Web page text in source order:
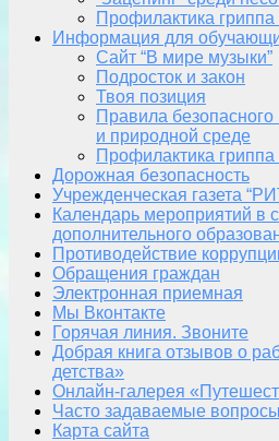
Профилактика
Информация для
Сайт “В мире музыки”
Подросток и закон
Твоя позиция
Правила
и природной среде
Профилактика
Дорожная безопасность
Учрежденческая газета
Календарь мероприятий в
дополнительного
Противодействие
Обращения граждан
Электронная приемная
Мы Вконтакте
Горячая линия. Звоните
Добрая книга отзывов о
детства»
Онлайн-галерея
Часто задаваемые вопросы
Карта сайта